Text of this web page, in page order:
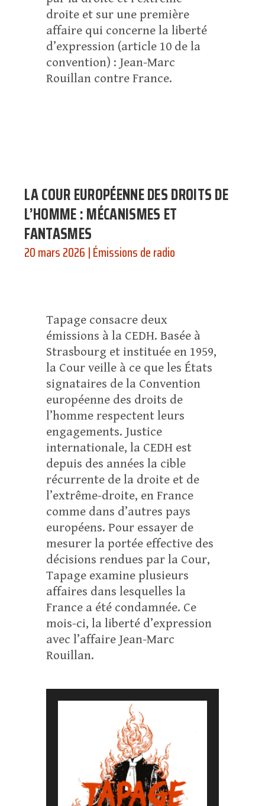
droite et sur une première
affaire qui concerne la liberté
d’expression (article 10 de la
convention) : Jean-Marc
Rouillan contre France.
LA COUR EUROPÉENNE DES DROITS DE
L’HOMME : MÉCANISMES ET
FANTASMES
20 mars 2026 |Émissions de radio
Tapage consacre deux
émissions à la CEDH. Basée à
Strasbourg et instituée en 1959,
la Cour veille à ce que les États
signataires de la Convention
européenne des droits de
l’homme respectent leurs
engagements. Justice
internationale, la CEDH est
depuis des années la cible
récurrente de la droite et de
l’extrême-droite, en France
comme dans d’autres pays
européens. Pour essayer de
mesurer la portée effective des
décisions rendues par la Cour,
Tapage examine plusieurs
affaires dans lesquelles la
France a été condamnée. Ce
mois-ci, la liberté d’expression
avec l’affaire Jean-Marc
Rouillan.